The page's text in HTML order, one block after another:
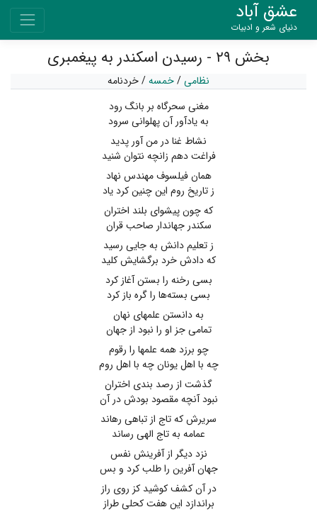
عشق آباد
دنیای شعر و ادبیات
بخش ۲۹ - رسیدن اسکندر به پیغمبری
نظامی/خمسه/خردنامه
مغنی سحرگاه بر بانگ رود
به یادآور آن پهلوانی سرود
نشاط غنا در من آور پدید
فراغت دهم زانچه نتوان شنید
همان فیلسوف مهندس نهاد
ز تاریخ روم این چنین کرد یاد
که چون پیشوای بلند اختران
سکندر جهاندار صاحب قران
ز تعلیم دانش به جایی رسید
که دادش خرد برگشایش کلید
بسی رخنه را بستن آغاز کرد
بسی بسته‌ها را گره باز کرد
به دانستن علمهای نهان
تمامی جز او را نبود از جهان
چو برزد همه علمها را رقوم
چه با اهل یونان چه با اهل روم
گذشت از رصد بندی اختران
نبود آنچه مقصود بودش در آن
سریرش که تاج از تباهی رهاند
عمامه به تاج الهی رساند
نزد دیگر از آفرینش نفس
جهان آفرین را طلب کرد و بس
در آن کشف کوشید کز روی راز
براندازد این هفت کحلی طراز